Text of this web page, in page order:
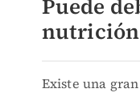
Puede
nutrición
Existe una